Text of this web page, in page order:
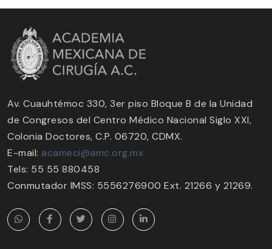
Av. Cuauhtémoc 330, 3er piso Bloque B de la Unidad
de Congresos del Centro Médico Nacional Siglo XXI,
Colonia Doctores, C.P. 06720, CDMX.
E-mail: acameci@amc.org.mx
Tels: 55 55 880458
Conmutador IMSS: 5556276900 Ext. 21266 y 21269.